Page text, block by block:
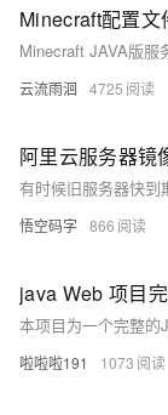
Minecraft配置文
云流雨洄 4725
阿里云服务器镜
悟空码字 866
啦啦啦191 1073